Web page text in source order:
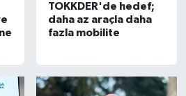
TOKKDER'de hedef;
daha az araçla daha
fazla mobilite